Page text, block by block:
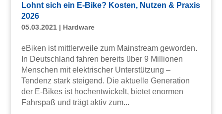
Lohnt sich ein E-Bike? Kosten, Nutzen & Praxis
2026
05.03.2021| Hardware
eBiken ist mittlerweile zum Mainstream geworden.
In Deutschland fahren bereits über 9 Millionen
Menschen mit elektrischer Unterstützung –
Tendenz stark steigend. Die aktuelle Generation
der E-Bikes ist hochentwickelt, bietet enormen
Fahrspaß und trägt aktiv zum...